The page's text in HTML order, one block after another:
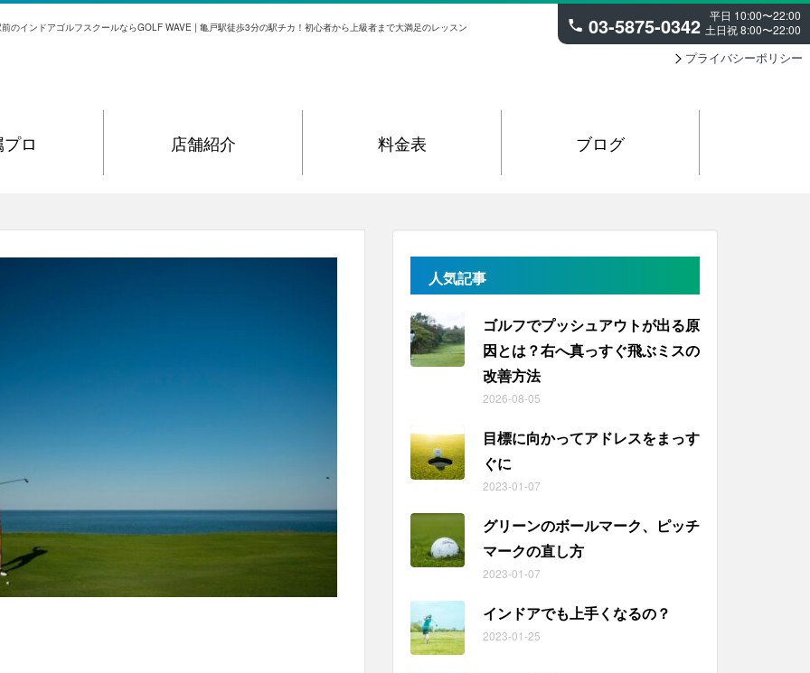
のインドアゴルフスクールならGOLF WAVE | 亀戸駅徒歩3分の駅チカ！初心者から上級者まで大満足のレッスン 03-5875-0342 平日 10:00〜22:00
土日祝 8:00〜22:00
プライバシーポリシー
ロ 店舗紹介 料金表 ブログ
人気記事
ゴルフでプッシュアウトが出る原
因とは？右へ真っすぐ飛ぶミスの
改善方法
2026-08-05
目標に向かってアドレスをまっす
ぐに
2023-01-07
グリーンのボールマーク、ピッチ
マークの直し方
2023-01-07
インドアでも上手くなるの？
2023-01-25